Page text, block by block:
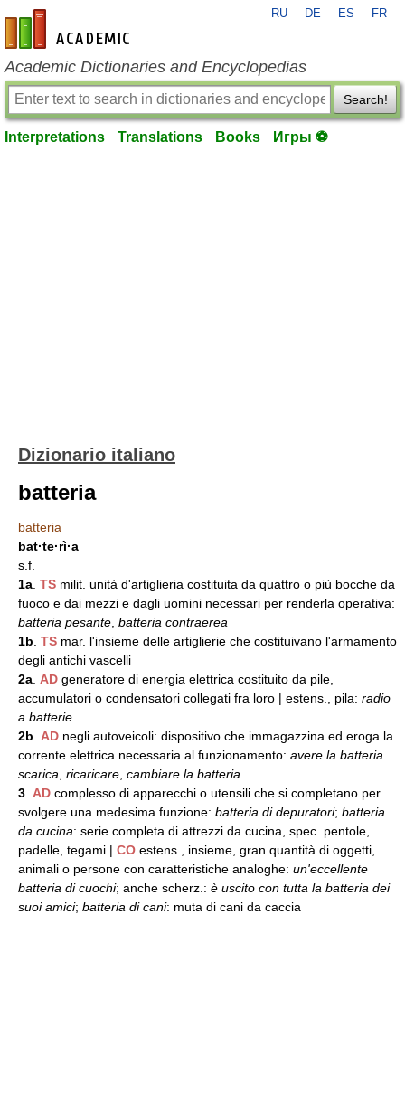
en-academic.com
RU DE ES FR
Academic Dictionaries and Encyclopedias
Search!
Interpretations Translations Books Игры ⚽
Dizionario italiano
batteria
batteria
bat·te·rì·a
s.f.
1a TS milit. unità d'artiglieria costituita da quattro o più bocche da
fuoco e dai mezzi e dagli uomini necessari per renderla operativa:
batteria pesante batteria contraerea
1b TS mar. l'insieme delle artiglierie che costituivano l'armamento
degli antichi vascelli
2a AD generatore di energia elettrica costituito da pile,
accumulatori o condensatori collegati fra loro | estens., pila: radio
a batterie
2b
AD negli autoveicoli: dispositivo che immagazzina ed eroga la
corrente elettrica necessaria al funzionamento: avere la batteria
scarica ricaricare cambiare la batteria
3 AD complesso di apparecchi o utensili che si completano per
svolgere una medesima funzione: batteria di depuratori; batteria
da cucina: serie completa di attrezzi da cucina, spec. pentole,
padelle, tegami | CO estens., insieme, gran quantità di oggetti,
animali o persone con caratteristiche analoghe: un'eccellente
batteria di cuochi; anche scherz.: è uscito con tutta la batteria dei
suoi amici; batteria di cani: muta di cani da caccia